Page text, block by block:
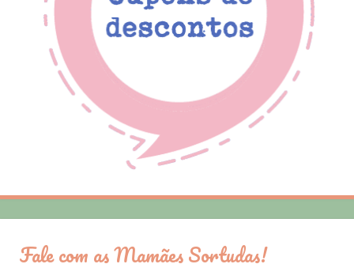
Fale com as Mamães Sortudas!